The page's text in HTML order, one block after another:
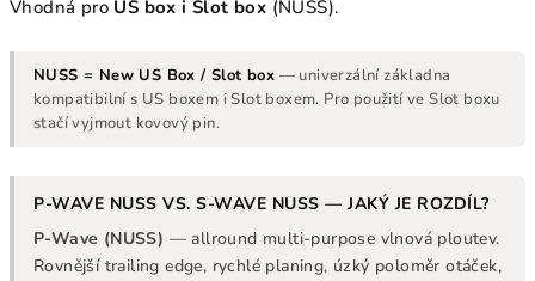
Vhodná pro US box i Slot box (NUSS).
NUSS = New US Box / Slot box — univerzální základna
kompatibilní s US boxem i Slot boxem. Pro použití ve Slot boxu
stačí vyjmout kovový pin.
P-WAVE NUSS VS. S-WAVE NUSS — JAKÝ JE ROZDÍL?
P-Wave (NUSS) — allround multi-purpose vlnová ploutev.
Rovnější trailing edge, rychlé planing, úzký poloměr otáček,